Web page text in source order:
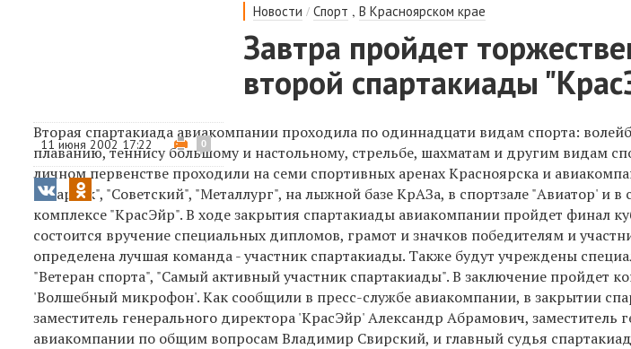
Новости /Спорт ,В Красноярском крае
Завтра пройдет
второй спартакиады
11 июня 2002 17:22 0
Вторая спартакиада авиакомпании проходила по одиннадцати видам спорта:
плаванию, теннису большому и настольному, стрельбе, шахматам и другим видам
личном первенстве проходили на семи спортивных аренах Красноярска и
"Спартак", "Советский", "Металлург", на лыжной базе КрАЗа, в спортзале "Авиатор' и
комплексе "КрасЭйр". В ходе закрытия спартакиады авиакомпании пройдет финал
состоится вручение специальных дипломов, грамот и значков победителям и
определена лучшая команда - участник спартакиады. Также будут учреждены
"Ветеран спорта", "Самый активный участник спартакиады". В заключение пройдет
'Волшебный микрофон'. Как сообщили в пресс-службе авиакомпании, в закрытии
заместитель генерального директора 'КрасЭйр' Александр Абрамович, заместитель
авиакомпании по общим вопросам Владимир Свирский, и главный судья